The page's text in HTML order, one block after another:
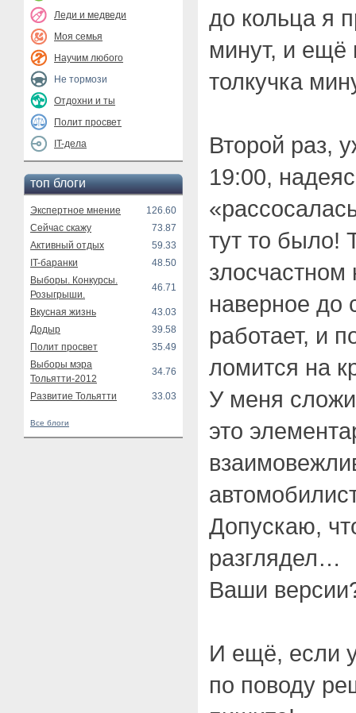
Леди и медведи
Моя семья
Научим любого
Не тормози
Отдохни и ты
Полит просвет
IT-дела
топ блоги
Экспертное мнение
126.60
Сейчас скажу
73.87
Активный отдых
59.33
IT-баранки
48.50
Выборы. Конкурсы.
Розыгрыши.
46.71
Вкусная жизнь
43.03
Додыр
39.58
Полит просвет
35.49
Выборы мэра
Тольятти-2012
34.76
Развитие Тольятти 33.03
Все блоги
до кольца я
минут, и ещё
толкучка
Второй раз,
19:00,
тут то было!
злосчастном
наверное до
работает, и
ломится на
У меня
это
Допускаю,
разглядел…
Ваши
И ещё, если
по поводу